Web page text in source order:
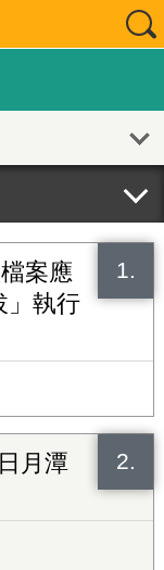
1.
案應
」執行
2.
月潭